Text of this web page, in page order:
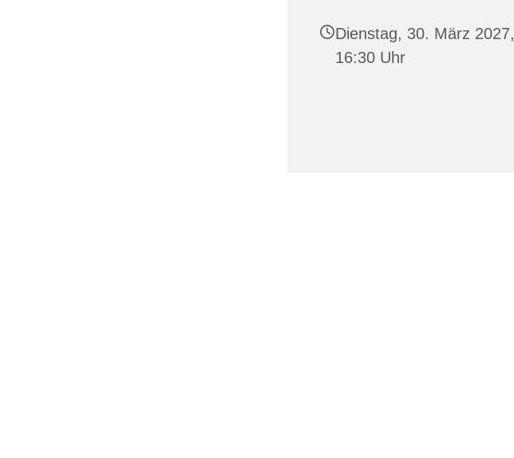
Dienstag, 30. März 2027,
16:30 Uhr